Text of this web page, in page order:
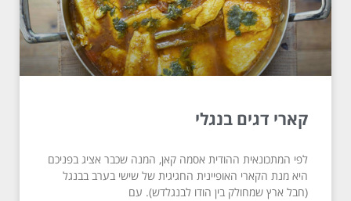
קארי דגים בנגלי
לפי המתכונאית ההודית אסמה קאן, המנה שכבר אציג בפניכם
היא מנת הקארי האופיינית החגיגית של שישי בערב בבנגל
(חבל ארץ שמחולק בין הודו לבנגלדש). עם